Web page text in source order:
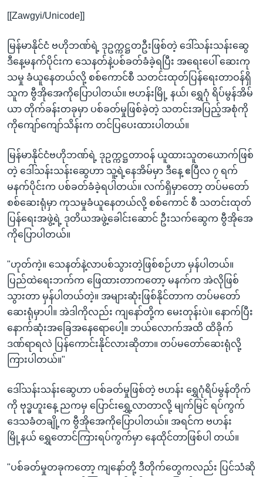
နေရာ
ကျော်
ရန်
[[Zawgyi/Unicode]]
မြန်မာနိုင်ငံ ဗဟိုဘဏ်ရဲ့ ဒုဥက္ကဋ္ဌတဦးဖြစ်တဲ့ ဒေါ်သန်းသန်းဆွေ
ဒီနေ့မနက်ပိုင်းက သေနတ်နဲ့ပစ်ခတ်ခံခဲ့ရပြီး အရေးပေါ် ဆေးကု
သမှု ခံယူနေတယ်လို့ စစ်ကောင်စီ သတင်းထုတ်ပြန်ရေးတာဝန်ရှိ
သူက ဗွီအိုအေကိုပြောပါတယ်။ ဗဟန်းမြို့ နယ်၊ ရွှေဂုံ ရိပ်မွန်အိမ်
ယာ တိုက်ခန်းတခုမှာ ပစ်ခတ်မှုဖြစ်ခဲ့တဲ့ သတင်းအပြည့်အစုံကို
ကိုကျော်ကျော်သိန်းက တင်ပြပေးထားပါတယ်။
မြန်မာနိုင်ငံဗဟိုဘဏ်ရဲ့ ဒုဥက္ကဋ္ဌတာဝန် ယူထားသူတယောက်ဖြစ်
တဲ့ ဒေါ်သန်းသန်းဆွေဟာ သူ့ရဲ့နေအိမ်မှာ ဒီနေ့ ဧပြီလ ၇ ရက်
မနက်ပိုင်းက ပစ်ခတ်ခံခဲ့ရပါတယ်။ လက်ရှိမှာတော့ တပ်မတော်
စစ်ဆေးရုံမှာ ကုသမှုခံယူနေတယ်လို့ စစ်ကောင် စီ သတင်းထုတ်
ပြန်ရေးအဖွဲ့ရဲ့ ဒုတိယအဖွဲ့ခေါင်းဆောင် ဦးသက်ဆွေက ဗွီအိုအေ
ကိုပြောပါတယ်။
"ဟုတ်ကဲ့။ သေနတ်နဲ့လာပစ်သွားတဲ့ဖြစ်စဉ်ဟာ မှန်ပါတယ်။
ပြည်ထဲရေးဘက်က ဖြေထားတာကတော့ မနက်က အဲလိုဖြစ်
သွားတာ မှန်ပါတယ်တဲ့။ အများဆုံးဖြစ်နိုင်တာက တပ်မတော်
ဆေးရုံမှာပါ။ အဲဒါကိုလည်း ကျနော်တို့က မေးတုန်းပဲ။ နောက်ပြီး
နောက်ဆုံးအခြေအနေရောပေါ့။ ဘယ်လောက်အထိ ထိခိုက်
ဒဏ်ရာရလဲ ပြန်ကောင်းနိုင်လားဆိုတာ။ တပ်မတော်ဆေးရုံလို့
ကြားပါတယ်။"
ဒေါ်သန်းသန်းဆွေဟာ ပစ်ခတ်မှုဖြစ်တဲ့ ဗဟန်း ရွှေဂုံရိပ်မွန်တိုက်
ကို ဗုဒ္ဓဟူးနေ့ ညကမှ ပြောင်းရွှေ့လာတာလို့ မျက်မြင် ရပ်ကွက်
ဒေသခံတချို့က ဗွီအိုအေကိုပြောပါတယ်။ အရင်က ဗဟန်း
မြို့နယ် ရွှေတောင်ကြားရပ်ကွက်မှာ နေထိုင်တာဖြစ်ပါ တယ်။
"ပစ်ခတ်မှုတခုကတော့ ကျနော်တို့ ဒီတိုက်တွေကလည်း ပြင်သံဆို